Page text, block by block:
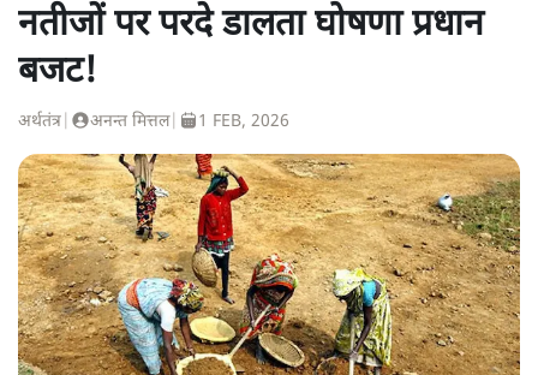
नतीजों पर परदे डालता घोषणा प्रधान
बजट!
अर्थतंत्र अनन्त मित्तल| 1 FEB, 2026